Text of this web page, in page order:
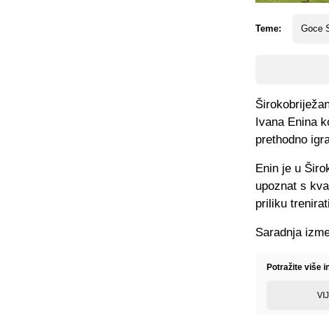
Teme: Goce
Ivana Enina
prethodno
Enin je u
upoznat s
priliku
Saradnja
Potražite više